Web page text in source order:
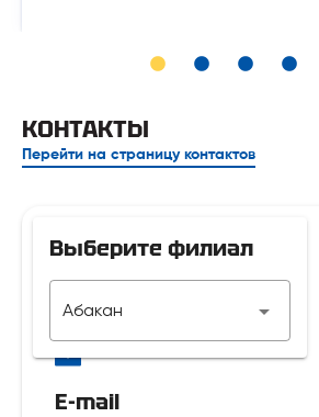
КОНТАКТЫ
Перейти на страницу контактов
Выберите филиал
Абакан
Телефон
E-mail